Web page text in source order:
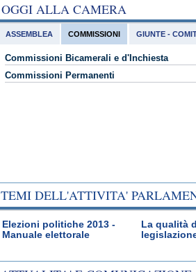
OGGI ALLA CAMERA
ASSEMBLEA COMMISSIONI
Commissioni Bicamerali e d'Inchiesta
Commissioni Permanenti
GIUNTE -
TEMI DELL'ATTIVITA'
Elezioni politiche 2013 -
Manuale elettorale
La qualità